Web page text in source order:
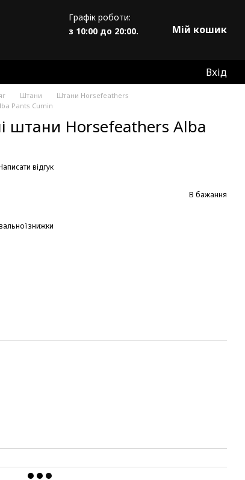
Графік роботи:
з 10:00 до 20:00.
Мій кошик
Вхід
Штани
Штани Horsefeathers
Pants Cumin
штани Horsefeathers Alba
відгук
В бажання
знижки